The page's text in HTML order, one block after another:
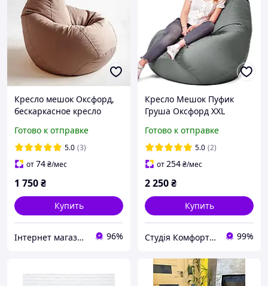
Кресло мешок Оксфорд,
бескаркасное кресло
см) с внутренним чехлом,
пуфик, мешок
Готово к отправке
5.0 (3)
от74₴/мес
1 750₴
Купить
Інтернет магазин Sayron 96%
Кресло Мешок Пуфик
Груша Оксфорд XXL
Серый
Готово к отправке
5.0 (2)
от254₴/мес
2 250₴
Купить
Студія Комфорту - крісла мішки, лежанки для собак, тканини та фурнітура 99%